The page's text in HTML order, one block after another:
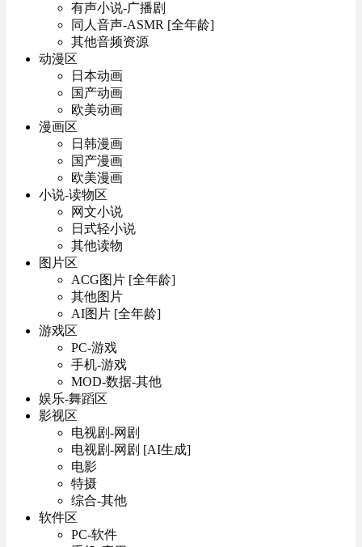
有声小说-广播剧
同人音声-ASMR [全年龄]
其他音频资源
动漫区
日本动画
国产动画
欧美动画
漫画区
日韩漫画
国产漫画
欧美漫画
小说-读物区
网文小说
日式轻小说
其他读物
图片区
ACG图片 [全年龄]
其他图片
AI图片 [全年龄]
游戏区
PC-游戏
手机-游戏
MOD-数据-其他
娱乐-舞蹈区
影视区
电视剧-网剧
电视剧-网剧 [AI生成]
电影
特摄
综合-其他
软件区
PC-软件